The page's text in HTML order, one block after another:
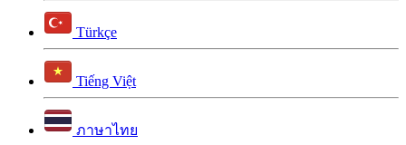
Türkçe
Tiếng Việt
ภาษาไทย